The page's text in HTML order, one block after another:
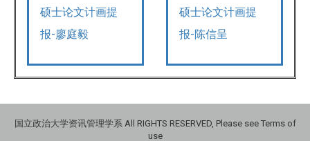
硕士论文计画提
报-廖庭毅
硕士论文计画提
报-陈信呈
国立政治大学资讯管理学系 All RIGHTS RESERVED, Please see Terms of
use